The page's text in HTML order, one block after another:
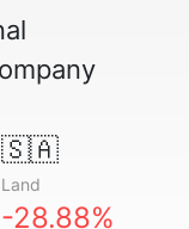
🇸🇦
Land
-28.88%